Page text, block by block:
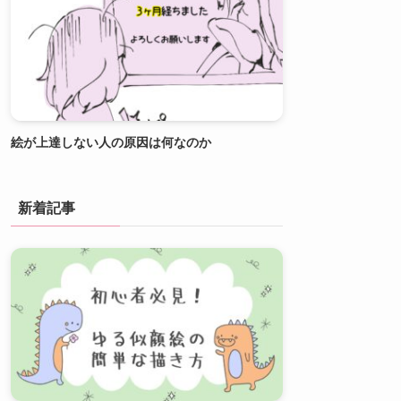
絵が上達しない人の原因は何なのか
新着記事